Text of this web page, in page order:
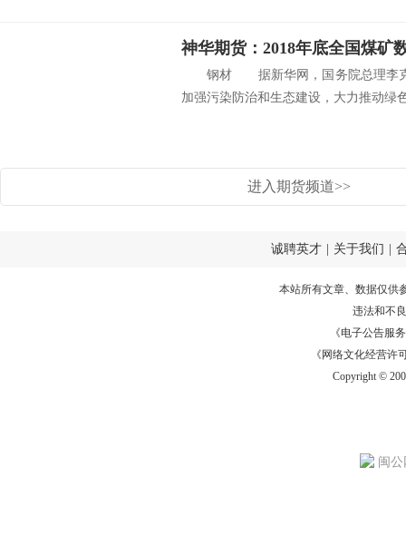
神华期货：2018年底全国煤矿
钢材 据新华网，国务院总理李克
加强污染防治和生态建设，大力推动绿
进入期货频道>>
诚聘英才 关于我们
本站所有文章、数据仅供
违法和不
《电子公告服务
《网络文化经营许
Copyright ©
闽公